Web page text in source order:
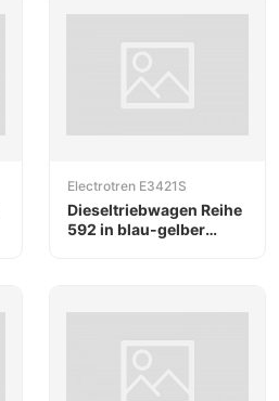
Electrotren E3421S
Dieseltriebwagen Reihe
592 in blau-gelber